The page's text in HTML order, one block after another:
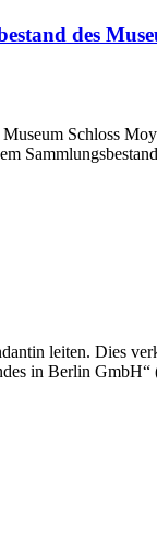
des
Schloss
leiten. Dies
in Berlin